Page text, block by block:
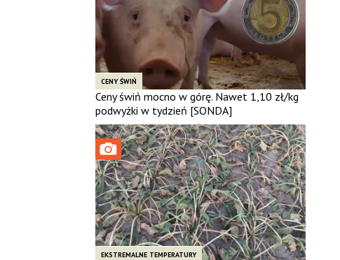
CENY ŚWIŃ
Ceny świń mocno w górę. Nawet 1,10 zł/kg
podwyżki w tydzień [SONDA]
EKSTREMALNE TEMPERATURY